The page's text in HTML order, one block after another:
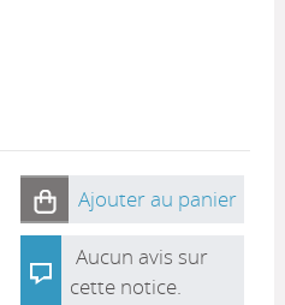
Ajouter au panier
Aucun avis sur
cette notice.